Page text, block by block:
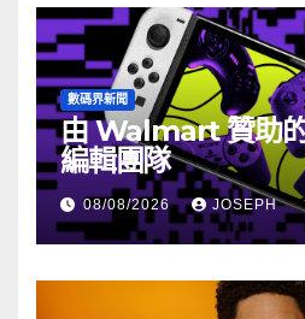
數碼界新聞
由 Walmart 贊助
編輯團隊
08/08/2026 JOSEPH